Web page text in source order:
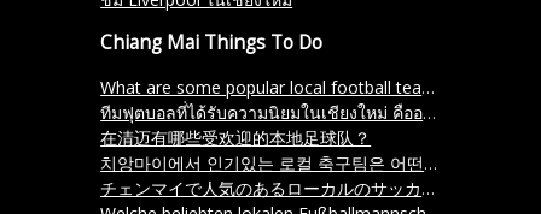
Chiang Mai Things To Do
What are some popular local football teams in Chiang Mai?
ทีมฟุตบอลที่ได้รับความนิยมในเชียงใหม่ คืออะไรบ้าง
在清迈有哪些受欢迎的本地足球队？
치앙마이에서 인기있는 로컬 축구팀은 어떤 것이 있나요
チェンマイで人気のあるローカルのサッカーチームはありますか？